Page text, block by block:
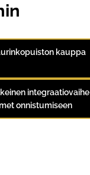
kauppa
integraatiovaihe
onnistumiseen